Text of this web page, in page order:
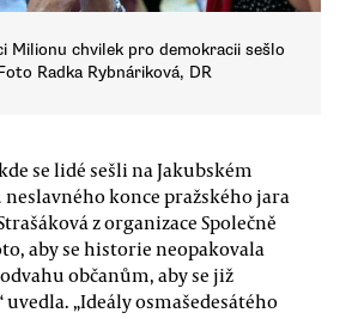
Milionu chvilek pro demokracii sešlo
Radka Rybnáriková, DR
se lidé sešli na Jakubském
konce pražského jara
z organizace Společně
aby se historie neopakovala
občanům, aby se již
„Ideály osmašedesátého